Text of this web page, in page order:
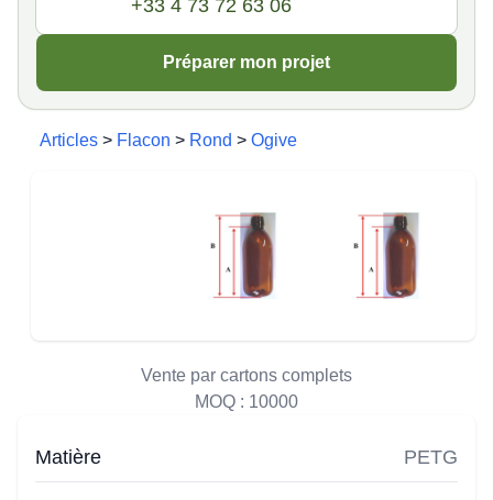
Préparer mon projet
Articles > Flacon > Rond > Ogive
Vente par cartons complets
MOQ : 10000
Matière PETG